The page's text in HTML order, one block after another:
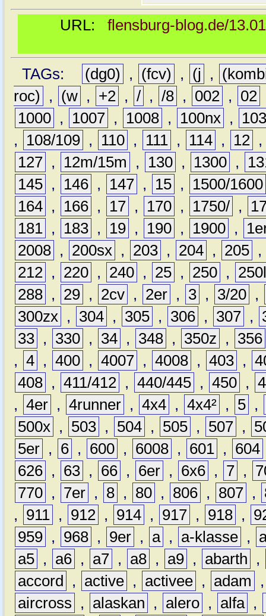
URL: flensburg-blog.de/
TAGs: (dg0) , (fcv) , (j ,
roc)
, (w , +2 , / , /8 , 002 , 02
1000 , 1007 , 1008 , 100nx ,
,
108/109 , 110 , 111 , 114 , 12
127 , 12m/15m , 130 , 1300 ,
145 , 146 , 147 , 15 ,
1500/1600
164 , 166 , 17 , 170 , 1750/ ,
181 , 183 , 19 , 190 , 1900 ,
2008 , 200sx , 203 , 204 , 205 ,
212 , 220 , 240 , 25 , 250 ,
288 , 29 , 2cv , 2er , 3 , 3/20 ,
300zx , 304 , 305 , 306 , 307 ,
33 , 330 , 34 , 348 , 350z ,
356
, 4 , 400 , 4007 , 4008 , 403 ,
408 , 411/412 , 440/445 , 450 ,
, 4er , 4runner , 4x4 , 4x4² , 5 ,
500x , 503 , 504 , 505 , 507 ,
5er , 6 , 600 , 6008 , 601 , 604
626 , 63 , 66 , 6er , 6x6 , 7 ,
770 , 7er , 8 , 80 , 806 , 807 ,
,
911 , 912 , 914 , 917 , 918 ,
959 , 968 , 9er , a , a-klasse ,
a5 , a6 , a7 , a8 , a9 , abarth
,
accord
, active , activee , adam
aircross
, alaskan , alero , alfa ,